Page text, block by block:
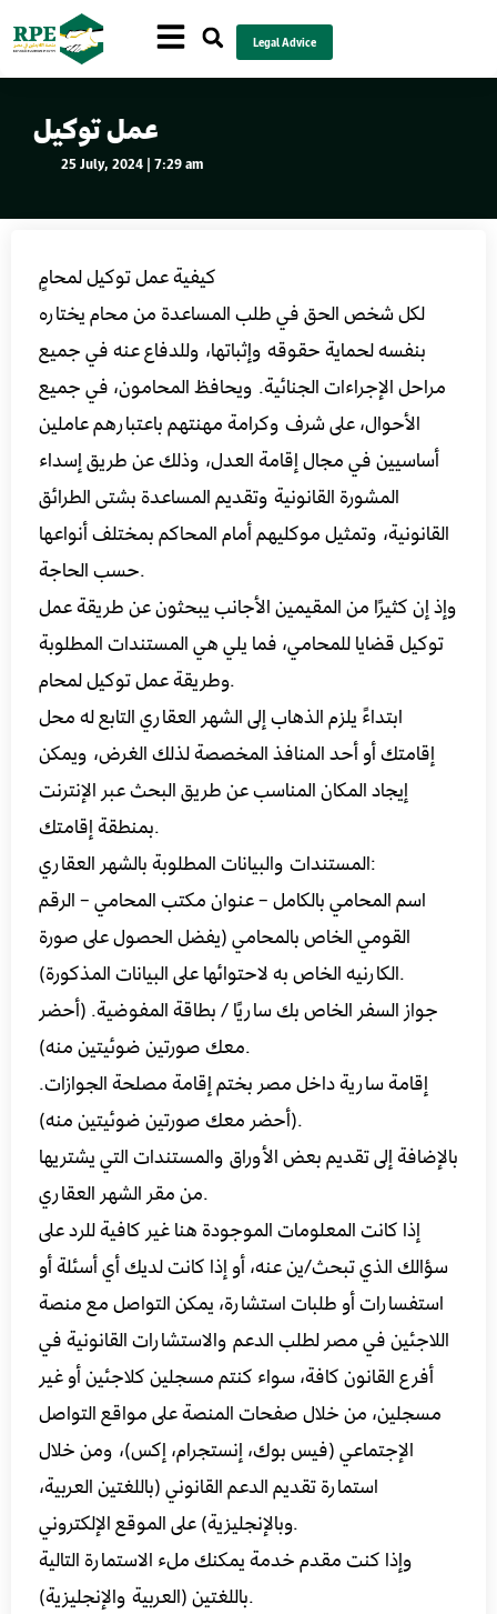
Legal Advice
عمل توكيل
25 July, 2024 | 7:29 am
كيفية عمل توكيل لمحامٍ
لكل شخص الحق في طلب المساعدة من محام يختاره
بنفسه لحماية حقوقه وإثباتها، وللدفاع عنه في جميع
مراحل الإجراءات الجنائية. ويحافظ المحامون، في جميع
الأحوال، على شرف وكرامة مهنتهم باعتبارهم عاملين
أساسيين في مجال إقامة العدل، وذلك عن طريق إسداء
المشورة القانونية وتقديم المساعدة بشتى الطرائق
القانونية، وتمثيل موكليهم أمام المحاكم بمختلف أنواعها
حسب الحاجة.
وإذ إن كثيرًا من المقيمين الأجانب يبحثون عن طريقة عمل
توكيل قضايا للمحامي، فما يلي هي المستندات المطلوبة
وطريقة عمل توكيل لمحام.
ابتداءً يلزم الذهاب إلى الشهر العقاري التابع له محل
إقامتك أو أحد المنافذ المخصصة لذلك الغرض، ويمكن
إيجاد المكان المناسب عن طريق البحث عبر الإنترنت
بمنطقة إقامتك.
المستندات والبيانات المطلوبة بالشهر العقاري:
اسم المحامي بالكامل – عنوان مكتب المحامي – الرقم
القومي الخاص بالمحامي (يفضل الحصول على صورة
الكارنيه الخاص به لاحتوائها على البيانات المذكورة).
جواز السفر الخاص بك ساريًا / بطاقة المفوضية. (أحضر
معك صورتين ضوئيتين منه).
إقامة سارية داخل مصر بختم إقامة مصلحة الجوازات.
(أحضر معك صورتين ضوئيتين منه).
بالإضافة إلى تقديم بعض الأوراق والمستندات التي يشتريها
من مقر الشهر العقاري.
إذا كانت المعلومات الموجودة هنا غير كافية للرد على
سؤالك الذي تبحث/ين عنه، أو إذا كانت لديك أي أسئلة أو
استفسارات أو طلبات استشارة، يمكن التواصل مع منصة
اللاجئين في مصر لطلب الدعم والاستشارات القانونية في
أفرع القانون كافة، سواء كنتم مسجلين كلاجئين أو غير
مسجلين، من خلال صفحات المنصة على مواقع التواصل
الإجتماعي (فيس بوك، إنستجرام، إكس)، ومن خلال
استمارة تقديم الدعم القانوني (باللغتين العربية،
وبالإنجليزية) على الموقع الإلكتروني.
وإذا كنت مقدم خدمة يمكنك ملء الاستمارة التالية
باللغتين (العربية والإنجليزية).